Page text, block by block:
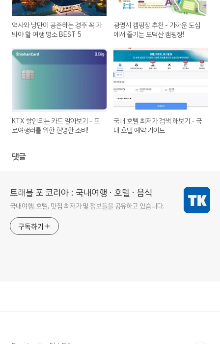
역사와 낭만이 공존하는 경주 꼭 가
봐야 할 여행 명소 BEST 5
광명시 캠핑장 추천 - 가까운 도심
에서 즐기는 도덕산 캠핑장!
KTX 할인되는 카드 알아보기 - 프
로여행러를 위한 현명한 소비!
국내 호텔 최저가 검색 해보기 - 국
내 호텔 예약 가이드
댓글
트래블 포 코리아 : 국내여행 · 호텔 · 음식
국내여행, 호텔, 맛집 최저가 및 정보들을 공유하고 있습니다.
구독하기